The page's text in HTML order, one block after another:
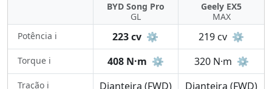
BYD Song Pro
GL
Geely EX5
MAX
Potência ℹ️
223 cv ⚙️ 219 cv ⚙️
Torque ℹ️ 408 N·m ⚙️ 320 N·m ⚙️
Tração ℹ️ Dianteira (FWD) Dianteira (FWD)